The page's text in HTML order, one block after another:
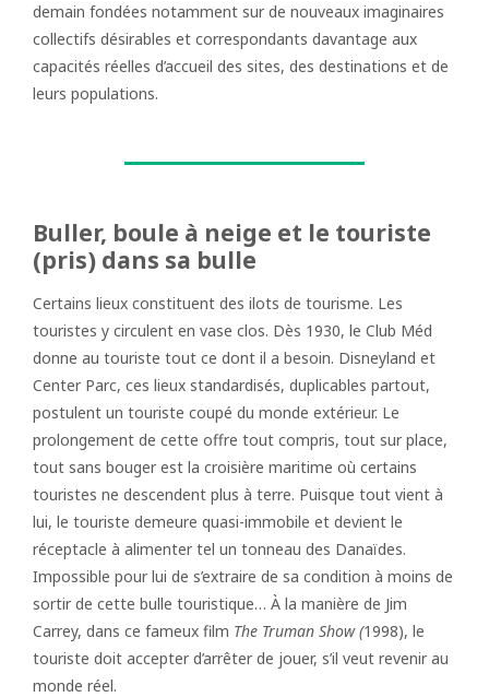
demain fondées notamment sur de nouveaux imaginaires
collectifs désirables et correspondants davantage aux
capacités réelles d’accueil des sites, des destinations et de
leurs populations.
Buller, boule à neige et le touriste
(pris) dans sa bulle
Certains lieux constituent des ilots de tourisme. Les
touristes y circulent en vase clos. Dès 1930, le Club Méd
donne au touriste tout ce dont il a besoin. Disneyland et
Center Parc, ces lieux standardisés, duplicables partout,
postulent un touriste coupé du monde extérieur. Le
prolongement de cette offre tout compris, tout sur place,
tout sans bouger est la croisière maritime où certains
touristes ne descendent plus à terre. Puisque tout vient à
lui, le touriste demeure quasi-immobile et devient le
réceptacle à alimenter tel un tonneau des Danaïdes.
Impossible pour lui de s’extraire de sa condition à moins de
sortir de cette bulle touristique… À la manière de Jim
Carrey, dans ce fameux film The Truman Show (1998), le
touriste doit accepter d’arrêter de jouer, s’il veut revenir au
monde réel.